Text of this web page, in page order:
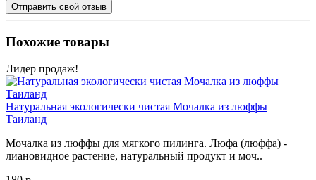
Отправить свой отзыв
Похожие товары
Лидер продаж!
Натуральная экологически чистая Мочалка из люффы
Таиланд
Мочалка из люффы для мягкого пилинга. Люфа (люффа) -
лиановидное растение, натуральный продукт и моч..